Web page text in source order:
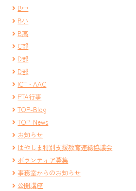
B中
B小
B高
C部
D部
D部
ICT・AAC
PTA行事
TOP-Blog
TOP-News
お知らせ
はやしま特別支援教育連絡協議会
ボランティア募集
事務室からのお知らせ
公開講座